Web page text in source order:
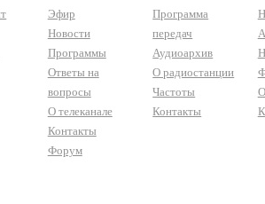
Эфир
Новости
Программы
Ответы на
вопросы
О телеканале
Контакты
Форум
Программа
передач
Аудиоархив
О радиостанции
Частоты
Контакты